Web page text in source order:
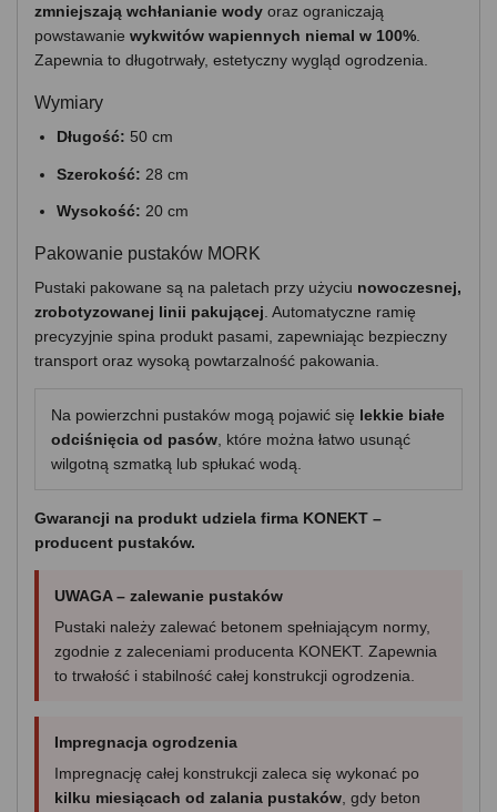
zmniejszają wchłanianie wody oraz ograniczają
powstawanie wykwitów wapiennych niemal w 100%
Zapewnia to długotrwały, estetyczny wygląd ogrodzenia.
Wymiary
Długość: 50 cm
Szerokość: 28 cm
Wysokość: 20 cm
Pakowanie pustaków MORK
Pustaki pakowane są na paletach przy użyciu nowoczesnej,
zrobotyzowanej linii pakującej . Automatyczne ramię
precyzyjnie spina produkt pasami, zapewniając bezpieczny
transport oraz wysoką powtarzalność pakowania.
Na powierzchni pustaków mogą pojawić się lekkie białe
odciśnięcia od pasów , które można łatwo usunąć
wilgotną szmatką lub spłukać wodą.
Gwarancji na produkt udziela firma KONEKT –
producent pustaków.
UWAGA – zalewanie pustaków
Pustaki należy zalewać betonem spełniającym normy,
zgodnie z zaleceniami producenta KONEKT. Zapewnia
to trwałość i stabilność całej konstrukcji ogrodzenia.
Impregnacja ogrodzenia
Impregnację całej konstrukcji zaleca się wykonać po
kilku miesiącach od zalania pustaków , gdy beton